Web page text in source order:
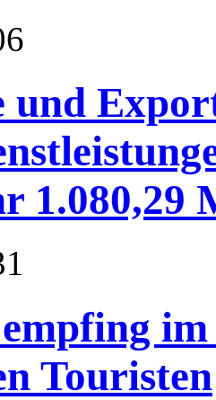
und
1.080,29
Touristen